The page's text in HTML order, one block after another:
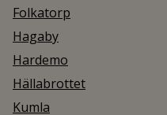
Folkatorp
Hagaby
Hardemo
Hällabrottet
Kumla